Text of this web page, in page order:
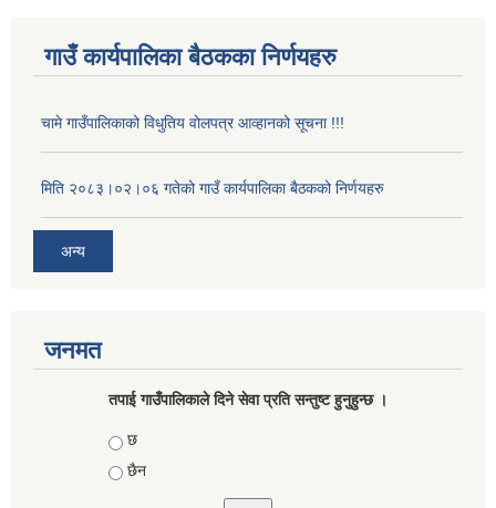
गाउँ कार्यपालिका बैठकका निर्णयहरु
चामे गाउँपालिकाको विधुतिय वोलपत्र आव्हानको सूचना !!!
मिति २०८३।०२।०६ गतेको गाउँ कार्यपालिका बैठकको निर्णयहरु
अन्य
जनमत
तपाई गाउँपालिकाले दिने सेवा प्रति सन्तुष्ट हुनुहुन्छ ।
Choices
छ
छैन